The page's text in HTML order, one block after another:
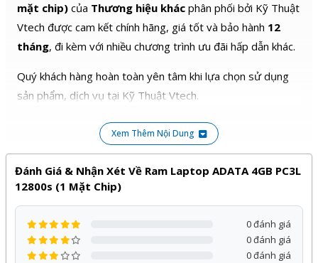
mặt chip) của Thương hiệu khác phân phối bởi Kỹ Thuật
Vtech được cam kết chính hãng, giá tốt và bảo hành 12
tháng, đi kèm với nhiều chương trình ưu đãi hấp dẫn khác.
Quý khách hàng hoàn toàn yên tâm khi lựa chọn sử dụng
sản phẩm, dịch vụ tại Kỹ Thuật Vtech.
Xem Thêm Nội Dung
Đánh Giá & Nhận Xét Về Ram Laptop ADATA 4GB PC3L
12800s (1 Mặt Chip)
0 đánh giá
0 đánh giá
0 đánh giá